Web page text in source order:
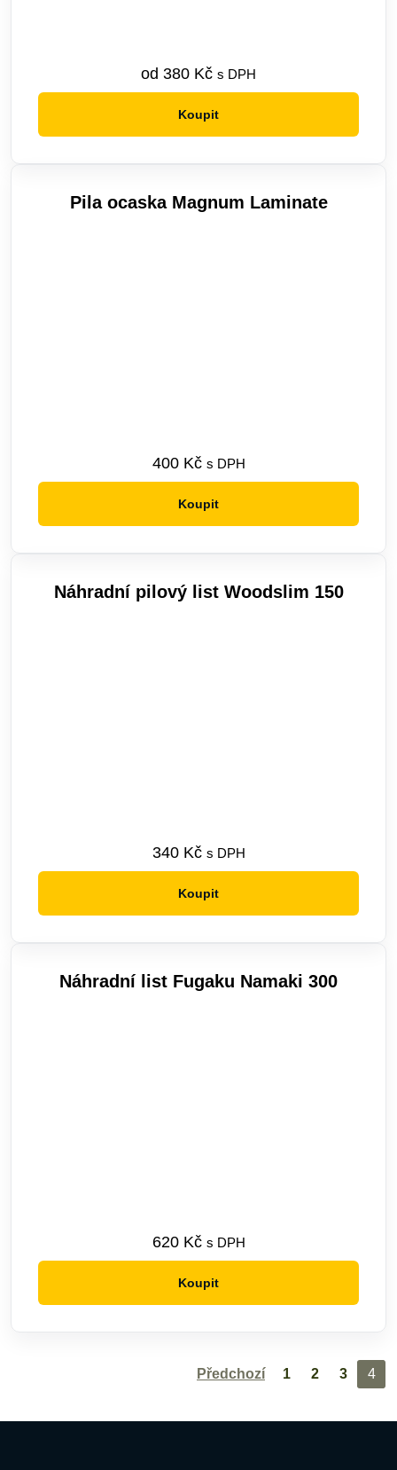
od 380 Kč s DPH
Koupit
variant.
Pila ocaska Magnum Laminate
400 Kč s DPH
Koupit
Náhradní pilový list Woodslim 150
340 Kč s DPH
Koupit
Náhradní list Fugaku Namaki 300
620 Kč s DPH
Koupit
Předchozí 1 2 3 4